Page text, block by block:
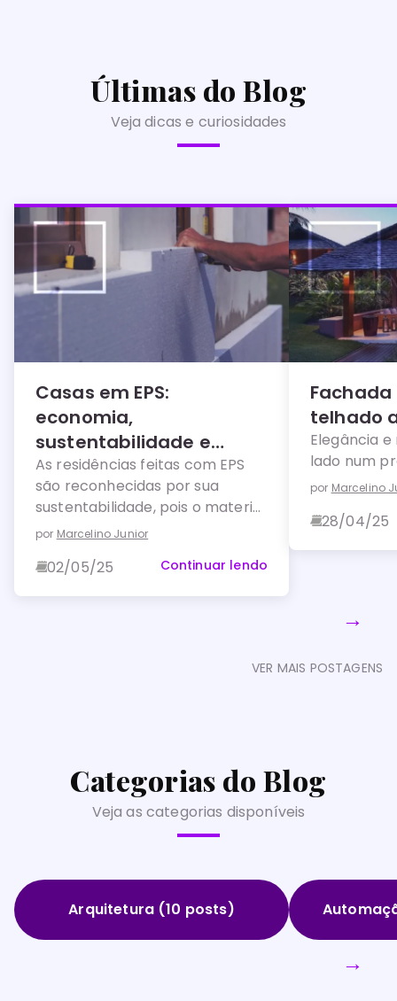
Últimas do Blog
Veja dicas e curiosidades
Casas em EPS:
economia,
sustentabilidade e
eficiência
As residências feitas com EPS
são reconhecidas por sua
sustentabilidade, pois o material
não só reduz significativamente
alcançando uma economia de
quase 60%, mas também
por Marcelino Junior
02/05/25 Continuar lendo
telhado
Elegância
lado num
por Marcelino
28/04/25
VER MAIS POSTAGENS
Categorias do Blog
Veja as categorias disponíveis
Arquitetura (10 posts)